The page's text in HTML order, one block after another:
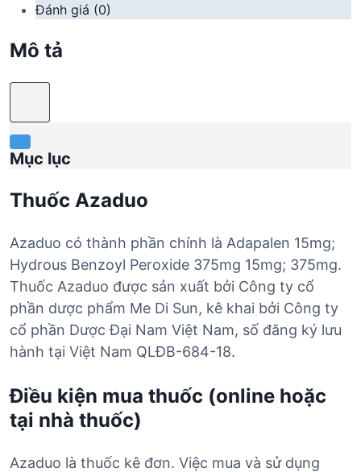
Đánh giá (0)
Mô tả
Mục lục
Thuốc Azaduo
Azaduo có thành phần chính là Adapalen 15mg;
Hydrous Benzoyl Peroxide 375mg 15mg; 375mg.
Thuốc Azaduo được sản xuất bởi Công ty cổ
phần dược phẩm Me Di Sun, kê khai bởi Công ty
cổ phần Dược Đại Nam Việt Nam, số đăng ký lưu
hành tại Việt Nam QLĐB-684-18.
Điều kiện mua thuốc (online hoặc
tại nhà thuốc)
Azaduo là thuốc kê đơn. Việc mua và sử dụng